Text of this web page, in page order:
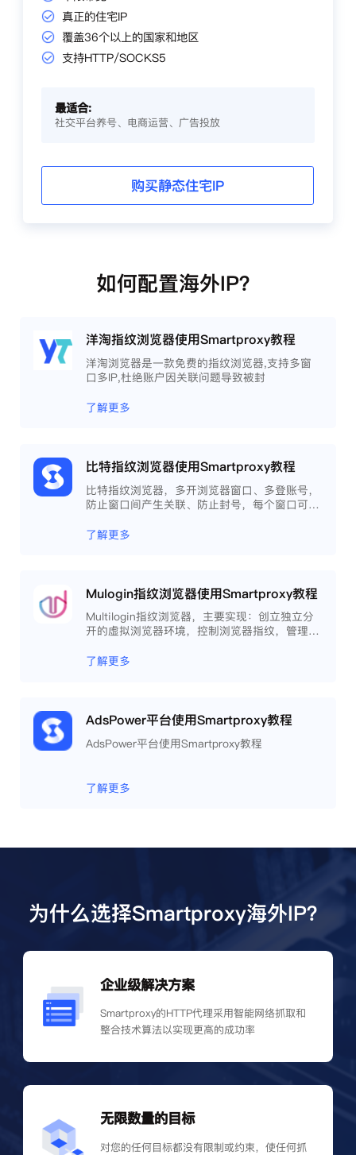
真正的住宅IP
覆盖36个以上的国家和地区
支持HTTP/SOCKS5
最适合:
社交平台养号、电商运营、广告投放
购买静态住宅IP
如何配置海外IP？
洋淘指纹浏览器使用Smartproxy教程
洋淘浏览器是一款免费的指纹浏览器,支持多窗
口多IP,杜绝账户因关联问题导致被封
了解更多
比特指纹浏览器使用Smartproxy教程
比特指纹浏览器，多开浏览器窗口、多登账号，
防止窗口间产生关联、防止封号，每个窗口可以
相互间完全环境独立、隔离，避免关联封号。
了解更多
Mulogin指纹浏览器使用Smartproxy教程
Multilogin指纹浏览器，主要实现：创立独立分
开的虚拟浏览器环境，控制浏览器指纹，管理多
程，开发网络自动化等。
了解更多
AdsPower平台使用Smartproxy教程
AdsPower平台使用Smartproxy教程
了解更多
为什么选择Smartproxy海外IP？
企业级解决方案
Smartproxy的HTTP代理采用智能网络抓取和
整合技术算法以实现更高的成功率
无限数量的目标
对您的任何目标都没有限制或约束，使任何抓